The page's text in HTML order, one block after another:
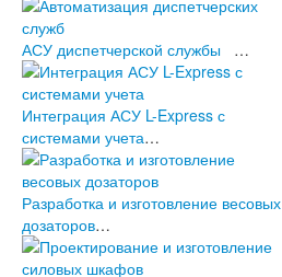
АСУ диспетчерской службы …
Интеграция АСУ L-Express с
системами учета…
Разработка и изготовление весовых
дозаторов…